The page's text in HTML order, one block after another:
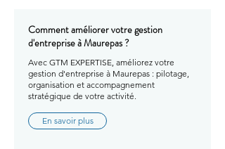
Comment améliorer votre gestion
d'entreprise à Maurepas ?
Avec GTM EXPERTISE, améliorez votre
gestion d'entreprise à Maurepas : pilotage,
organisation et accompagnement
stratégique de votre activité.
En savoir plus